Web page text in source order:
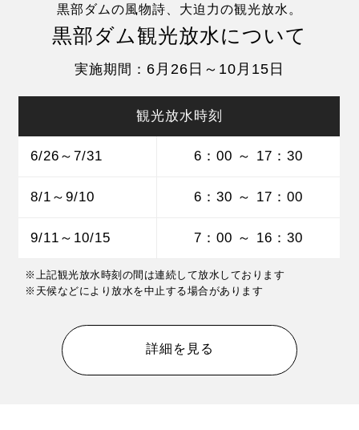
黒部ダムの風物詩、大迫力の観光放水。
黒部ダム観光放水について
実施期間： 6月26日～10月15日
観光放水時刻
6/26～7/31 6：00 ～ 17：30
8/1～9/10 6：30 ～ 17：00
9/11～10/15 7：00 ～ 16：30
※上記観光放水時刻の間は連続して放水しております
※天候などにより放水を中止する場合があります
詳細を見る